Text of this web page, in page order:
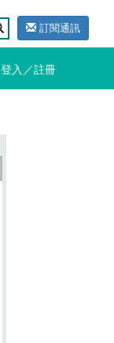
訂閱通訊
登入／註冊